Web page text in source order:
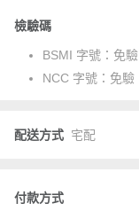
檢驗碼
BSMI 字號： 免驗
NCC 字號： 免驗
配送方式 宅配
付款方式